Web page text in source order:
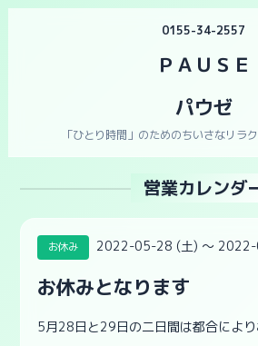
0155-34-2557
ＰＡＵＳＥ
パウゼ
「ひとり時間」のためのちいさなリラ
営業カレンダ
お休み 2022-05-28 (土) ～
お休みとなります
5月28日と29日の二日間は都合によ